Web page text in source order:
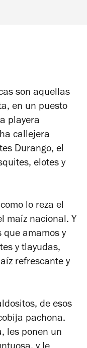
son aquellas
en un puesto
playera
callejera
Durango, el
elotes y
lo reza el
maíz nacional. Y
que amamos y
y tlayudas,
refrescante y
de esos
pachona.
les ponen un